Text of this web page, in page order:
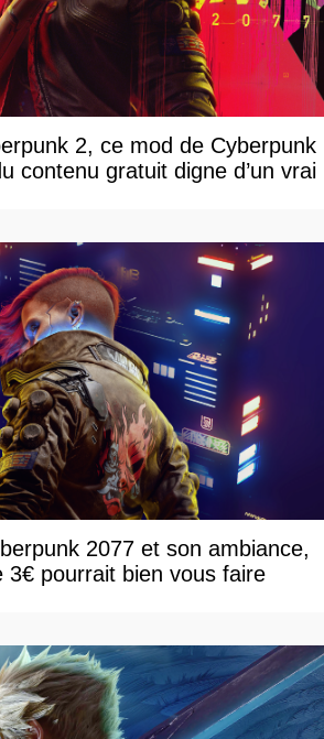
2, ce mod de Cyberpunk
contenu gratuit digne d’un vrai
2077 et son ambiance,
3€ pourrait bien vous faire